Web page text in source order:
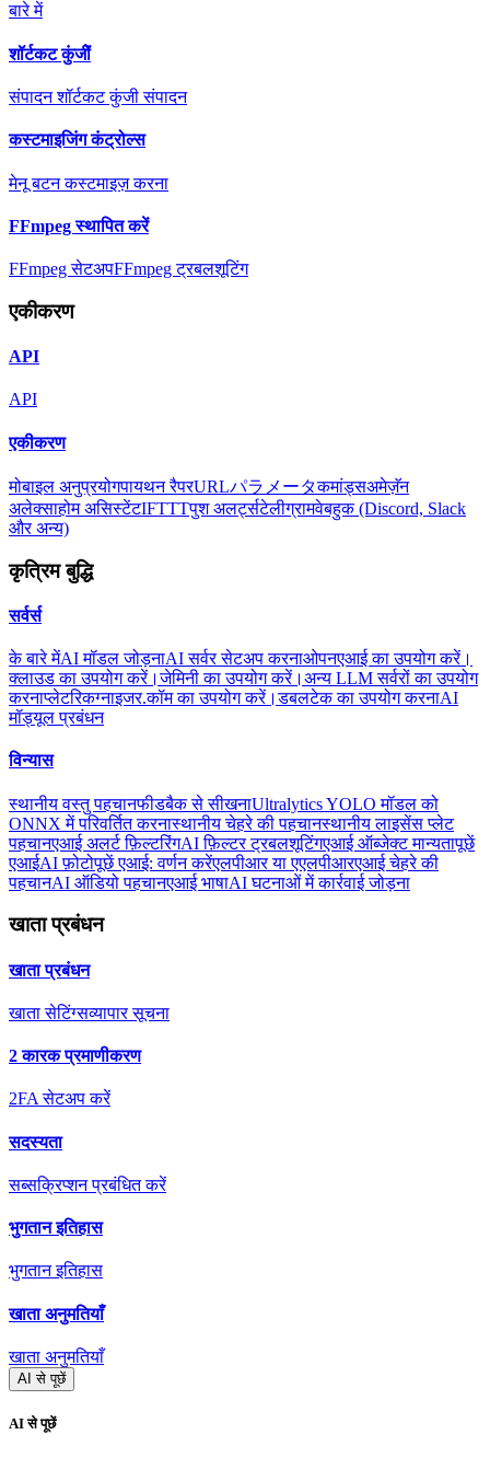
बारे में
शॉर्टकट कुंजीें
संपादन शॉर्टकट कुंजी संपादन
कस्टमाइजिंग कंट्रोल्स
मेनू बटन कस्टमाइज़ करना
FFmpeg स्थापित करें
FFmpeg सेटअपFFmpeg ट्रबलशूटिंग
एकीकरण
API
API
एकीकरण
मोबाइल अनुप्रयोगपायथन रैपरURLパラメータकमांड्सअमेज़ॅन
अलेक्साहोम असिस्टेंटIFTTTपुश अलर्ट्सटेलीग्रामवेबहुक (Discord, Slack
और अन्य)
कृत्रिम बुद्धि
सर्वर्स
के बारे मेंAI मॉडल जोड़नाAI सर्वर सेटअप करनाओपनएआई का उपयोग करें।
क्लाउड का उपयोग करें।जेमिनी का उपयोग करें। अन्य LLM सर्वरों का उपयोग
करनाप्लेटरिकग्नाइजर.कॉम का उपयोग करें।डबलटेक का उपयोग करनाAI
मॉड्यूल प्रबंधन
विन्यास
स्थानीय वस्तु पहचानफीडबैक से सीखनाUltralytics YOLO मॉडल को
ONNX में परिवर्तित करनास्थानीय चेहरे की पहचानस्थानीय लाइसेंस प्लेट
पहचानएआई अलर्ट फ़िल्टरिंगAI फ़िल्टर ट्रबलशूटिंगएआई ऑब्जेक्ट मान्यतापूछें
एआईAI फ़ोटोपूछें एआई: वर्णन करेंएलपीआर या एएलपीआरएआई चेहरे की
पहचानAI ऑडियो पहचानएआई भाषाAI घटनाओं में कार्रवाई जोड़ना
खाता प्रबंधन
खाता प्रबंधन
खाता सेटिंग्सव्यापार सूचना
2 कारक प्रमाणीकरण
2FA सेटअप करें
सदस्यता
सब्सक्रिप्शन प्रबंधित करें
भुगतान इतिहास
भुगतान इतिहास
खाता अनुमतियाँ
खाता अनुमतियाँ
AI से पूछें
AI से पूछें